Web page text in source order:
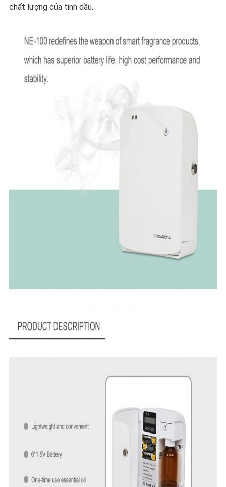
TRANG
WEB
MẬT
chất lượng của tinh dầu.